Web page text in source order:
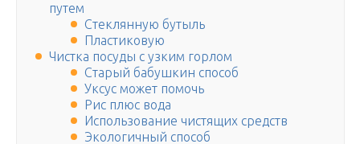
путем
Стеклянную бутыль
Пластиковую
Чистка посуды с узким горлом
Старый бабушкин способ
Уксус может помочь
Рис плюс вода
Использование чистящих средств
Экологичный способ